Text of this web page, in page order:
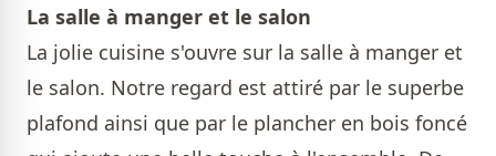
La salle à manger et le salon
La jolie cuisine s'ouvre sur la salle à manger et
le salon. Notre regard est attiré par le superbe
plafond ainsi que par le plancher en bois foncé